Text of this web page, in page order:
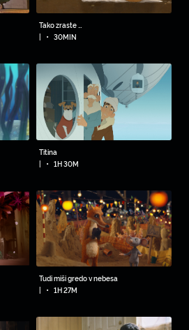
Tako zraste …
• 30MIN
Titina
|
• 1H 30M
Tudi miši gredo v nebesa
• 1H 27M